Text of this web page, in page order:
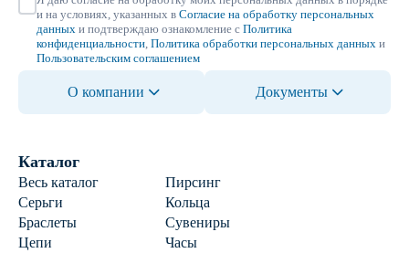
и на условиях, указанных в Согласие на обработку персональных
данных и подтверждаю ознакомление с Политика
конфиденциальности Политика обработки персональных данных и
Пользовательским соглашением
О компании Документы
Каталог
Весь каталог
Пирсинг
Серьги
Кольца
Браслеты
Сувениры
Цепи
Часы